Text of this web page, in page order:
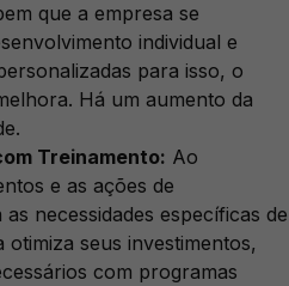
que a empresa se
individual e
para isso, o
Há um aumento da
Treinamento: Ao
e as ações de
necessidades específicas de
seus investimentos,
com programas